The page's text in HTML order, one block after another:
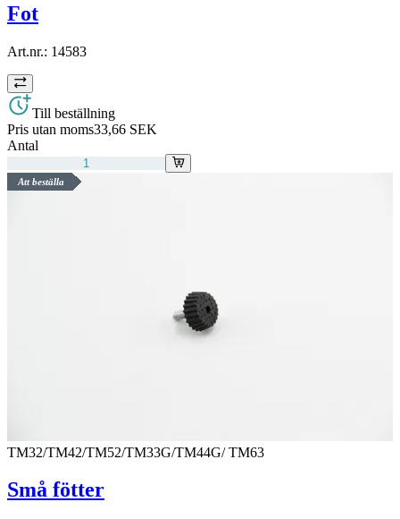
Fot
Art.nr.: 14583
Till beställning
Pris utan moms33,66 SEK
Antal
Att beställa
TM32/TM42/TM52/TM33G/TM44G/ TM63
Små fötter